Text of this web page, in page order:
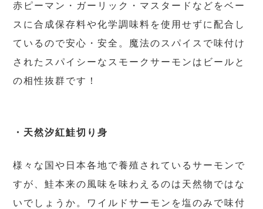
赤ピーマン・ガーリック・マスタードなどをベー
スに合成保存料や化学調味料を使用せずに配合し
ているので安心・安全。魔法のスパイスで味付け
されたスパイシーなスモークサーモンはビールと
の相性抜群です！
・天然汐紅鮭切り身
様々な国や日本各地で養殖されているサーモンで
すが、鮭本来の風味を味わえるのは天然物ではな
いでしょうか。ワイルドサーモンを塩のみで味付